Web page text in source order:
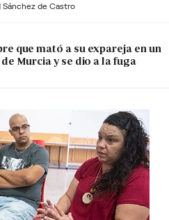
Sánchez de Castro
que mató a su expareja en un
Murcia y se dio a la fuga